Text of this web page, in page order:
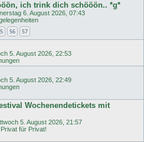
ich trink dich schööön.. *g*
6. August 2026, 07:43
56 57
5. August 2026, 22:53
5. August 2026, 22:49
Wochenendetickets mit
5. August 2026, 21:57
für Privat!